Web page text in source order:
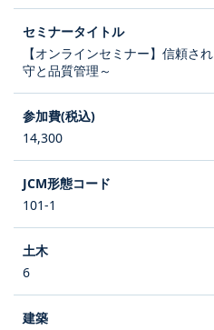
【オンラインセミナー】信頼さ
守と品質管理～
14,300
101-1
6